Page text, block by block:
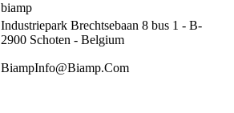
biamp
Industriepark Brechtsebaan 8 bus 1 - B-
2900 Schoten - Belgium
BiampInfo@Biamp.Com